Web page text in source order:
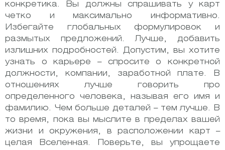
конкретика. Вы должны спрашивать у карт
четко и максимально информативно.
Избегайте глобальных формулировок и
размытых предложений. Лучше, добавить
излишних подробностей. Допустим, вы хотите
узнать о карьере – спросите о конкретной
должности, компании, заработной плате. В
отношениях лучше говорить про
определенного человека, называя его имя и
фамилию. Чем больше деталей – тем лучше. В
то время, пока вы мыслите в пределах вашей
жизни и окружения, в расположении карт –
целая Вселенная. Поверьте, вы упрощаете